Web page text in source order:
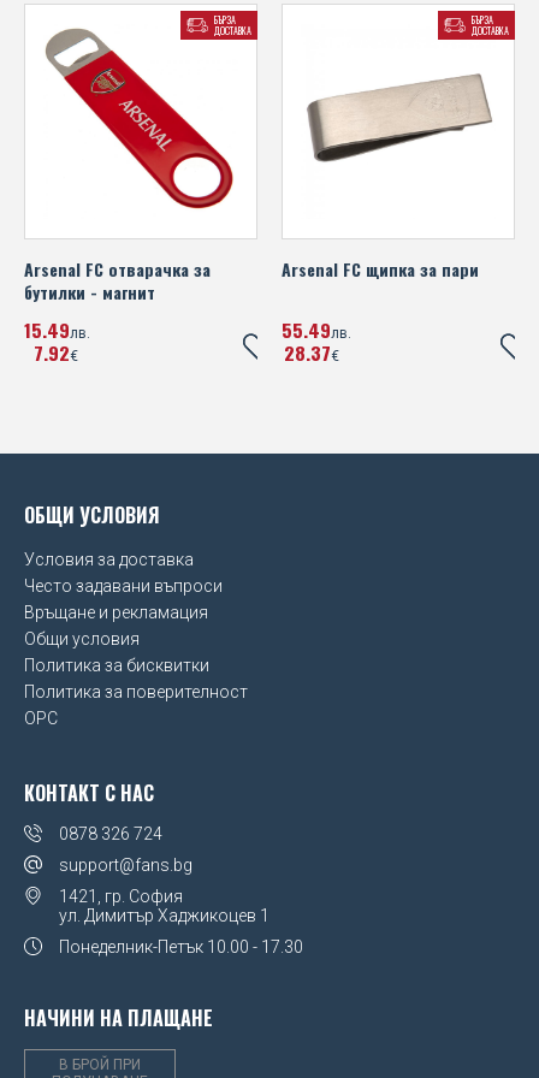
БЪРЗА
ДОСТАВКА
Arsenal FC отварачка за
бутилки - магнит
15 49лв.
7 92€
БЪРЗА
ДОСТАВКА
Arsenal FC щипка за пари
55 49лв.
28 37€
ОБЩИ УСЛОВИЯ
Условия за доставка
Често задавани въпроси
Връщане и рекламация
Общи условия
Политика за бисквитки
Политика за поверителност
OPC
НАЧИНИ НА ПЛАЩАНЕ
В БРОЙ ПРИ
КОНТАКТ С НАС
0878 326 724
support@fans.bg
1421, гр. София
ул. Димитър Хаджикоцев 1
Понеделник-Петък 10.00 - 17.30
Portsmouth FC
Rangers FC
Real Madrid FC
Sheffield United FC
Spain